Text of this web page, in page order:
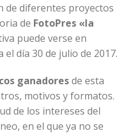
de diferentes proyectos
de FotoPres «la
puede verse en
el día 30 de julio de 2017.
ganadoresde esta
motivos y formatos.
de los intereses del
en el que ya no se